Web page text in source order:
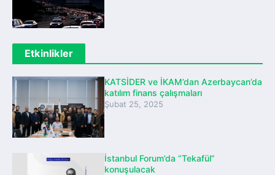
Etkinlikler
KATSİDER ve İKAM’dan Azerbaycan’da
katılım finans çalışmaları
Şubat 25, 2025
İstanbul Forum’da “Tekafül”
konuşulacak